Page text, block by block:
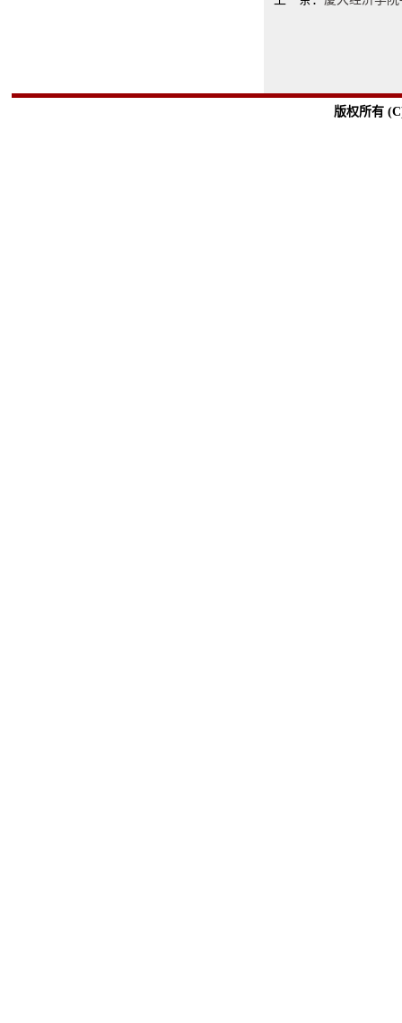
版权所有